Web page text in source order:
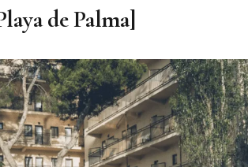
de Palma]